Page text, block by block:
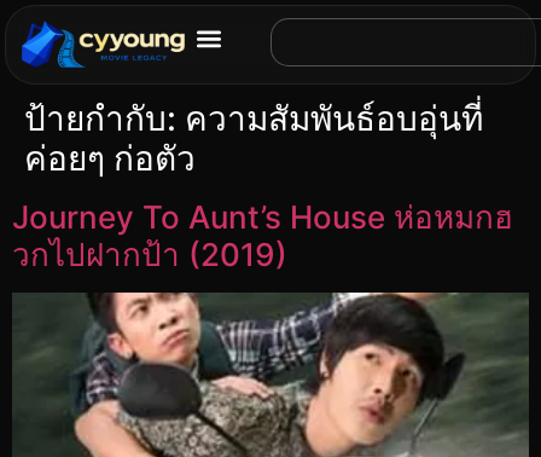
ป้ายกำกับ: ความสัมพันธ์อบอุ่นที่
ค่อยๆ ก่อตัว
Journey To Aunt’s House ห่อหมกฮ
วกไปฝากป้า (2019)